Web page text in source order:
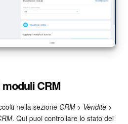
CRM
nella sezione CRM > Vendite >
. Qui puoi controllare lo stato dei